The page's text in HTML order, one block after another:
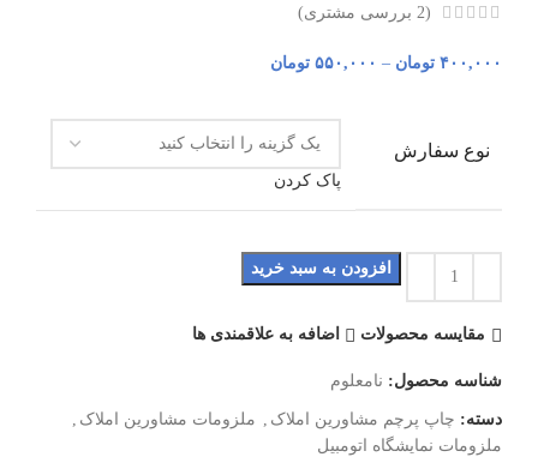
(
2 بررسی مشتری)
۴۰۰,۰۰۰ تومان – ۵۵۰,۰۰۰ تومان
نوع سفارش
پاک کردن
افزودن به سبد خرید
مقایسه محصولات اضافه به علاقمندی ها
شناسه محصول: نامعلوم
دسته: چاپ پرچم مشاورین املاک ملزومات مشاورین املاک
ملزومات نمایشگاه اتومبیل